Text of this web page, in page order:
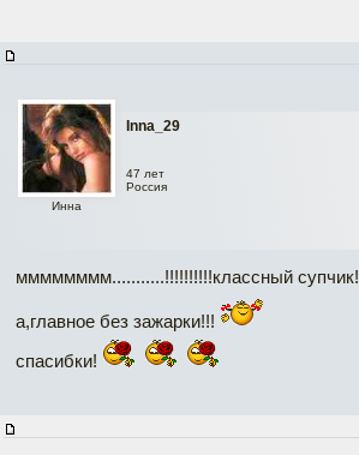
Inna_29
Инна
47 лет
Россия
мммммммм...........!!!!!!!!!!классный супчик!
а,главное без зажарки!!!
спасибки!